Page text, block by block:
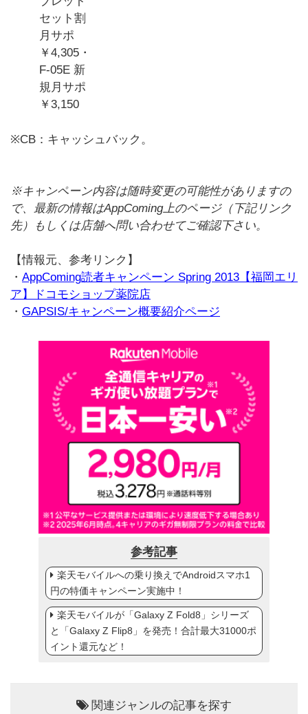
セット割
月サポ
￥4,305・
F-05E 新
規月サポ
￥3,150
※CB：キャッシュバック。
※キャンペーン内容は随時変更の可能性がありますの
で、最新の情報はAppComing上のページ（下記リンク
先）もしくは店舗へ問い合わせてご確認下さい。
【情報元、参考リンク】
・ AppComing読者キャンペーン Spring 2013【福岡エリ
ア】ドコモショップ薬院店
・ GAPSIS/キャンペーン概要紹介ページ
参考記事
楽天モバイルへの乗り換えでAndroidスマホ1
円の特価キャンペーン実施中！
楽天モバイルが「Galaxy Z Fold8」シリーズ
と「Galaxy Z Flip8」を発売！合計最大31000ポ
イント還元など！
関連ジャンルの記事を探す